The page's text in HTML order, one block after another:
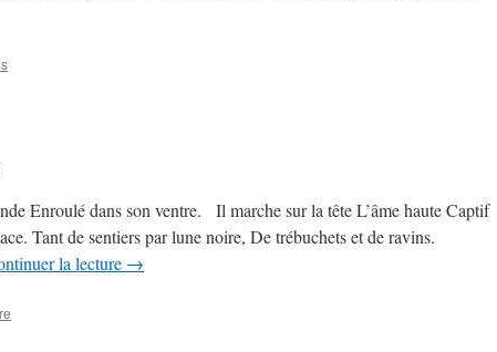
Enroulé dans son ventre. Il marche sur la tête L’âme haute Captif
Tant de sentiers par lune noire, De trébuchets et de ravins.
la lecture →